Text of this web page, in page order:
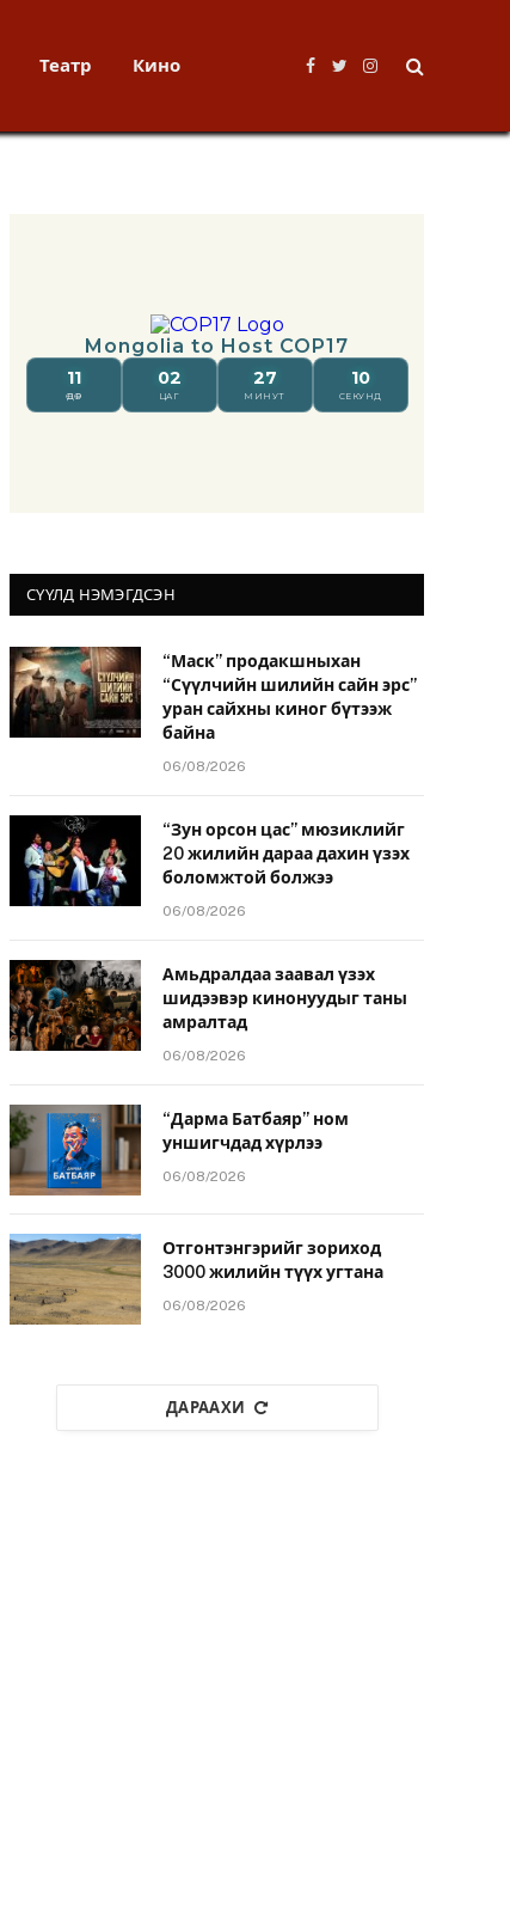
Театр Кино
Facebook
TwitterInstagram
СҮҮЛД НЭМЭГДСЭН
“Маск” продакшныхан
“Сүүлчийн шилийн сайн эрс”
уран сайхны киног бүтээж
байна
06/08/2026
“Зун орсон цас” мюзиклийг
20 жилийн дараа дахин үзэх
боломжтой болжээ
06/08/2026
Амьдралдаа заавал үзэх
шидээвэр кинонуудыг таны
амралтад
06/08/2026
“Дарма Батбаяр” ном
уншигчдад хүрлээ
06/08/2026
Отгонтэнгэрийг зориход
3000 жилийн түүх угтана
06/08/2026
ДАРААХИ